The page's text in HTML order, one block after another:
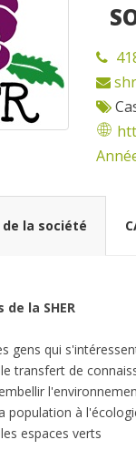
la société
la SHER
gens qui
transfert de
population à
espaces verts